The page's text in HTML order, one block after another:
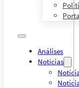
Análises
Notícias